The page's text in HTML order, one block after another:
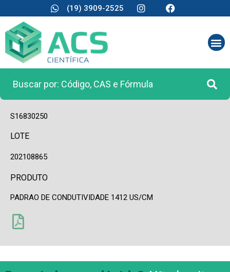
(19) 3909-2525
S16830250
LOTE
202108865
PRODUTO
PADRAO DE CONDUTIVIDADE 1412 US/CM